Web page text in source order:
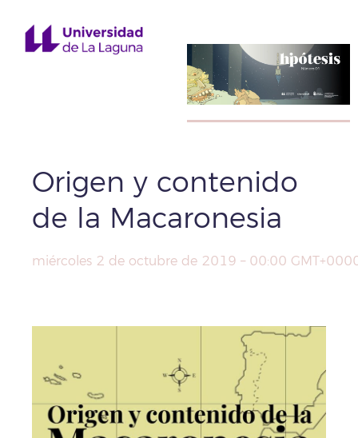
Origen y contenido
de la Macaronesia
miércoles 2 de octubre de 2019 – 00:00
Link